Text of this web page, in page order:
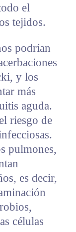
el
tejidos.
podrían
y los
más
aguda.
riesgo de
pulmones,
es decir,
células